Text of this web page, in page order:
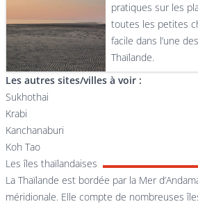
pratiques sur les
toutes les petites
facile dans l’une
Thaïlande.
Les autres sites/villes à voir :
Sukhothai
Krabi
Kanchanaburi
Koh Tao
Les îles thaïlandaises
La Thaïlande est bordée par la Mer
méridionale. Elle compte de nombreuses